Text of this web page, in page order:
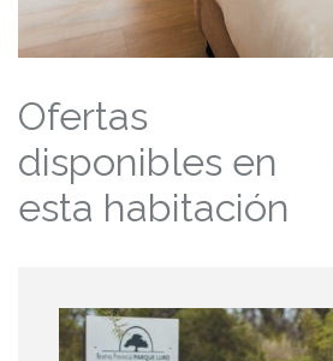
Ofertas
disponibles en
esta habitación